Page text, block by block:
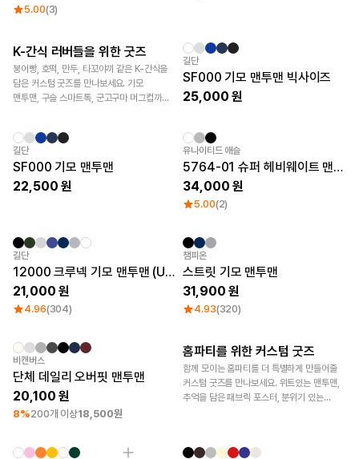
5.00(3)
굿즈 제작 꿀팁
K-간식 러버들을 위한 굿즈
붕어빵, 호떡, 만두, 타꼬야끼 같은 K-간식을
담은 커스텀 굿즈를 만나보세요. 기모
맨투맨, 구슬 스마트톡, 군고구마 머그컵까지
New
길단
SF000 기모 맨투맨 빅사이즈
25,000
New
길단
SF000 기모 맨투맨
22,500
New
유나이티드 애슬
5764-01 슈퍼 헤비웨이트 맨투맨 (기모)
34,000
5.00(2)
Sale
길단
12000 크루넥 기모 맨투맨 (USA핏)
21,000
4.96(304)
챔피온
스트릿 기모 맨투맨
31,900
4.93(320)
최소 주문수량 30개
비캔버스
단체 데일리 오버핏 맨투맨
20,100
8%200개 이상18,500원
굿즈 제작 꿀팁
홈파티를 위한 커스텀 굿즈
함께 모이는 홈파티를 더 특별하게 만들어줄
커스텀 굿즈를 만나보세요. 위트있는 맨투맨,
추억을 담은 패브릭 포스터, 분위기 있는
시스루탑 & 튜브탑